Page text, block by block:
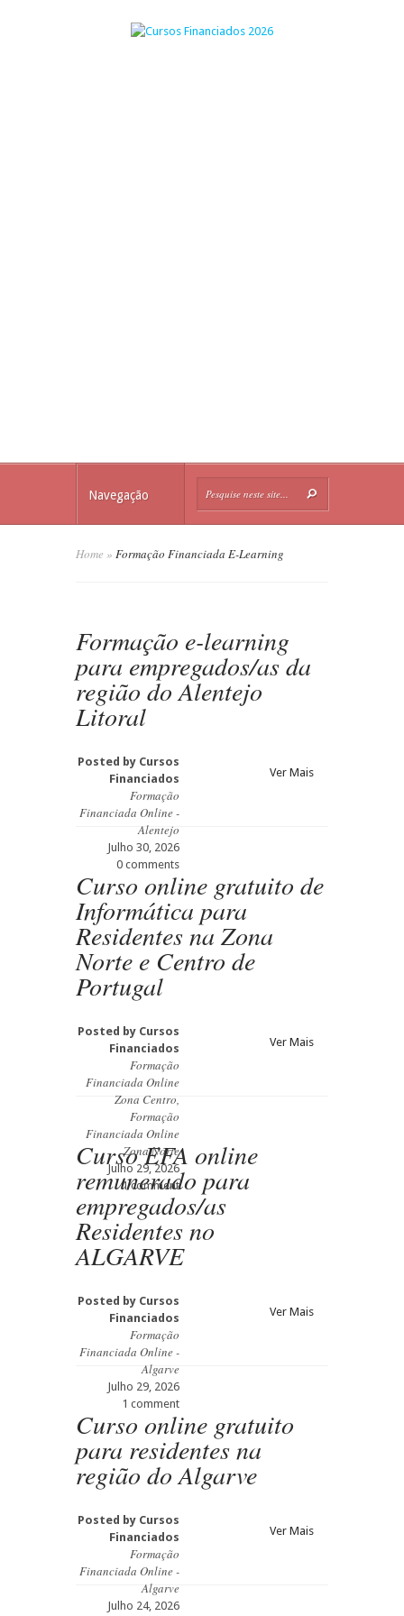
Navegação
Home » Formação Financiada E-Learning
Formação e-learning
para empregados/as da
região do Alentejo
Litoral
Posted by Cursos
Financiados
Formação
Financiada Online -
Alentejo
Julho 30, 2026
0 comments
Ver Mais
Curso online gratuito de
Informática para
Residentes na Zona
Norte e Centro de
Portugal
Posted by Cursos
Financiados
Formação
Financiada Online
Zona Centro,
Formação
Financiada Online
Zona Norte
Julho 29, 2026
1 comment
Ver Mais
Curso EFA online
remunerado para
empregados/as
Residentes no
ALGARVE
Posted by Cursos
Financiados
Formação
Financiada Online -
Algarve
Julho 29, 2026
1 comment
Ver Mais
Curso online gratuito
para residentes na
região do Algarve
Posted by Cursos
Financiados
Formação
Financiada Online -
Algarve
Julho 24, 2026
Ver Mais